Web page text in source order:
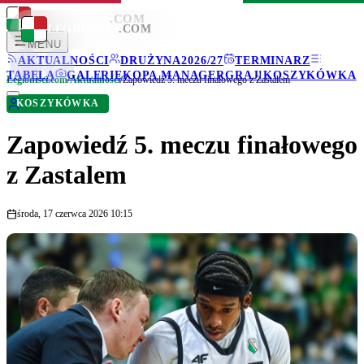
LEGIONISCI .COM
MENU
AKTUALNOŚCI
DRUŻYNA2026/27
TERMINARZ
TABELA
GALERIEKOPA MANAGERGRAJ!KOSZYKÓWKA
LEGIONISCI .COM
Legionisci.com/Aktualności/Zapowiedź 5. meczu finałowego z Zastalem
KOSZYKÓWKA
Zapowiedź 5. meczu finałowego
z Zastalem
środa, 17 czerwca 2026 10:15